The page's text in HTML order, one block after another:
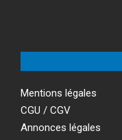
Mentions légales
CGU / CGV
Annonces légales